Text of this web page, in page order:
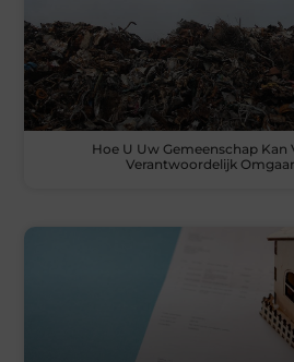
Hoe U Uw Gemeenschap Kan
Verantwoordelijk